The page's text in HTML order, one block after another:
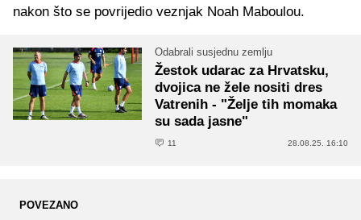
nakon što se povrijedio veznjak Noah Maboulou.
Odabrali susjednu zemlju
Žestok udarac za Hrvatsku,
dvojica ne žele nositi dres
Vatrenih - "Želje tih momaka
su sada jasne"
11 28.08.25. 16:10
POVEZANO